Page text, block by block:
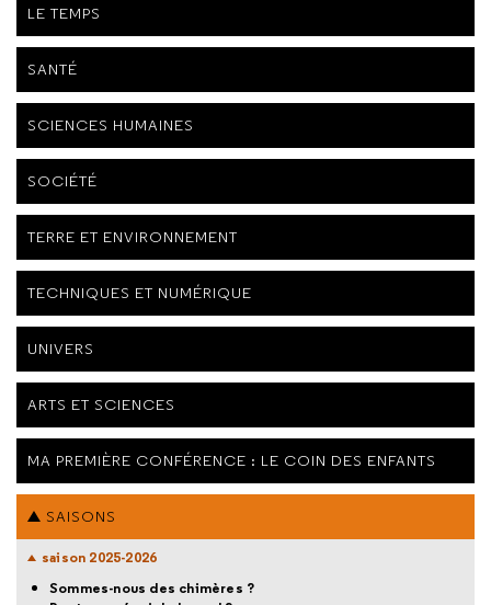
LE TEMPS
SANTÉ
SCIENCES HUMAINES
SOCIÉTÉ
TERRE ET ENVIRONNEMENT
TECHNIQUES ET NUMÉRIQUE
UNIVERS
ARTS ET SCIENCES
MA PREMIÈRE CONFÉRENCE : LE COIN DES ENFANTS
SAISONS
saison 2025-2026
Sommes-nous des chimères ?